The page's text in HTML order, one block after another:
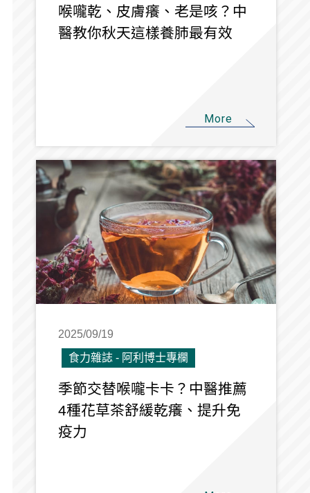
喉嚨乾、皮膚癢、老是咳？中
醫教你秋天這樣養肺最有效
More
2025/09/19
食力雜誌 - 阿利博士專欄
季節交替喉嚨卡卡？中醫推薦
4種花草茶舒緩乾癢、提升免
疫力